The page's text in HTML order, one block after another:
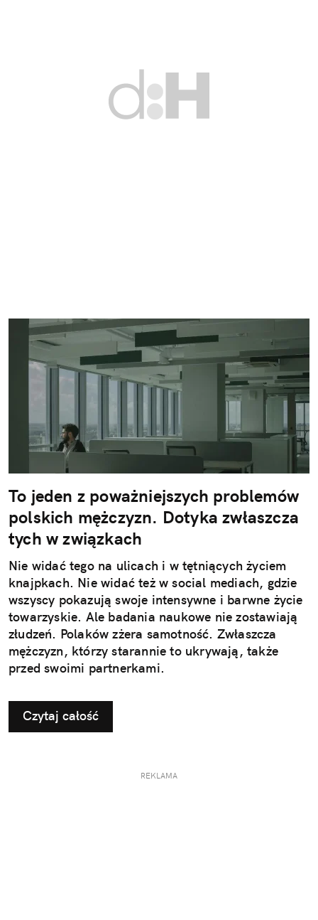
To jeden z poważniejszych problemów
polskich mężczyzn. Dotyka zwłaszcza
tych w związkach
Nie widać tego na ulicach i w tętniących życiem
knajpkach. Nie widać też w social mediach, gdzie
wszyscy pokazują swoje intensywne i barwne życie
towarzyskie. Ale badania naukowe nie zostawiają
złudzeń. Polaków zżera samotność. Zwłaszcza
mężczyzn, którzy starannie to ukrywają, także
przed swoimi partnerkami.
Czytaj całość
REKLAMA